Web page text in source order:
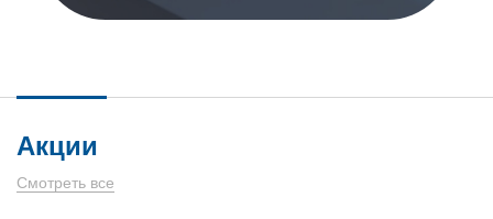
Акции
Смотреть все